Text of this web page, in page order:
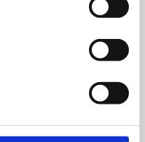
16″ 3″